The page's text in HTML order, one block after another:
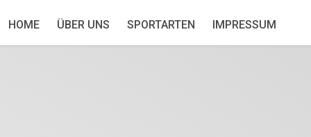
HOME ÜBER UNS SPORTARTEN IMPRESSUM